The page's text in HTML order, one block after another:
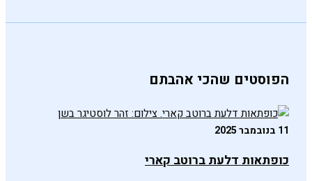
הפוסטים שהכי אהבתם
11 בנובמבר 2025
כופתאות דלעת ברוטב קארי